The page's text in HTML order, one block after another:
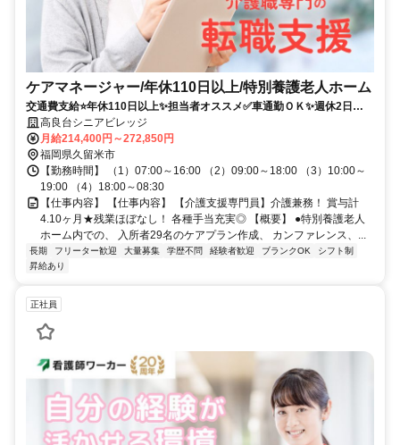
ケアマネージャー/年休110日以上/特別養護老人ホーム
交通費支給⭐️年休110日以上✨担当者オススメ✅️車通勤ＯＫ✨週休2日⭕️
高額求人
高良台シニアビレッジ
月給214,400円～272,850円
福岡県久留米市
【勤務時間】 （1）07:00～16:00 （2）09:00～18:00 （3）10:00～
19:00 （4）18:00～08:30
【仕事内容】 【仕事内容】 【介護支援専門員】介護兼務！ 賞与計
4.10ヶ月★残業ほぼなし！ 各種手当充実◎ 【概要】 ●特別養護老人
ホーム内での、 入所者29名のケアプラン作成、 カンファレンス、...
長期 フリーター歓迎 大量募集 学歴不問 経験者歓迎 ブランクOK
シフト制
昇給あり
正社員